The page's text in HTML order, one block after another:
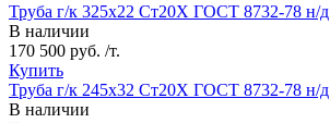
Труба г/к 325х22 Ст20Х ГОСТ 8732-78 н/д
В наличии
170 500 руб. /т.
Купить
Труба г/к 245х32 Ст20Х ГОСТ 8732-78 н/д
В наличии